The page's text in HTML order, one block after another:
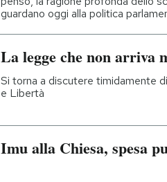
guardano oggi alla politica
La legge che non arriva
Si torna a discutere timidamente
e Libertà
Imu alla Chiesa, spesa